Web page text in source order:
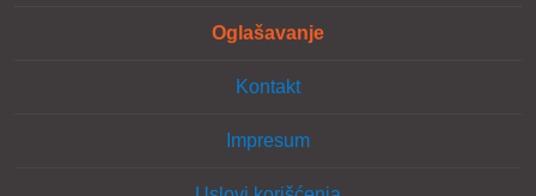
Oglašavanje
Kontakt
Impresum